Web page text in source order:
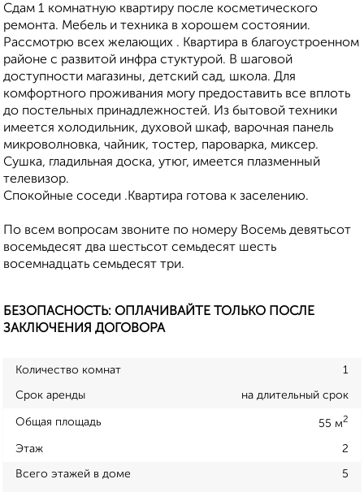
Сдам 1 комнатную квартиру после косметического
ремонта. Мебель и техника в хорошем состоянии.
Рассмотрю всех желающих . Квартира в благоустроенном
районе с развитой инфра стуктурой. В шаговой
доступности магазины, детский сад, школа. Для
комфортного проживания могу предоставить все вплоть
до постельных принадлежностей. Из бытовой техники
имеется холодильник, духовой шкаф, варочная панель
микроволновка, чайник, тостер, пароварка, миксер.
Сушка, гладильная доска, утюг, имеется плазменный
телевизор.
Спокойные соседи .Квартира готова к заселению.
По всем вопросам звоните по номеру Восемь девятьсот
восемьдесят два шестьсот семьдесят шесть
восемнадцать семьдесят три.
БЕЗОПАСНОСТЬ: ОПЛАЧИВАЙТЕ ТОЛЬКО ПОСЛЕ
ЗАКЛЮЧЕНИЯ ДОГОВОРА
Количество комнат 1
Срок аренды на длительный срок
Общая площадь 55 м2
Этаж 2
Всего этажей в доме 5